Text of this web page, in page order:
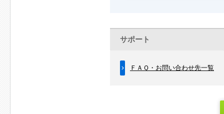
サポート
ＦＡＱ・お問い合わせ先一覧